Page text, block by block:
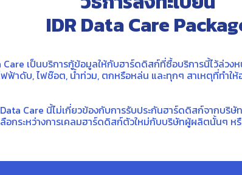
IDR Data Care
Care เป็นบริการกู้ข้อมูลให้กับฮาร์ดดิสก์ที่ซื้อบริการนี้ไว้ล่ว
ฟ้าดับ, ไฟช๊อต, น้ำท่วม, ตกหรือหล่น และทุกๆ สาเหตุที่ทำใ
Care นี้ไม่เกี่ยวข้องกับการรับประกันฮาร์ดดิสก์จากบ
อกระหว่างการเคลมฮาร์ดดิสก์ตัวใหม่กับบริษัทผู้ผลิตนั้นๆ